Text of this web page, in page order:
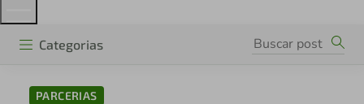
Categorias
PARCERIAS